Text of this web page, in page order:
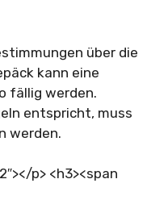
über die
kann eine
fällig werden.
entspricht, muss
werden.